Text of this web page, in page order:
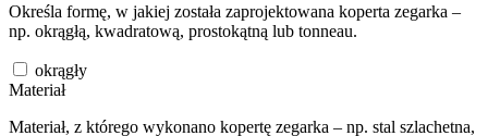
Określa formę, w jakiej została zaprojektowana koperta zegarka –
np. okrągłą, kwadratową, prostokątną lub tonneau.
okrągły
Materiał
Materiał, z którego wykonano kopertę zegarka – np. stal szlachetna,